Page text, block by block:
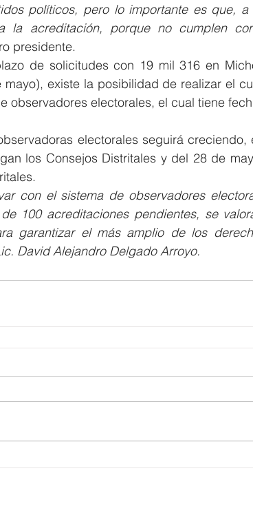
políticos, pero lo importante es que, a
la acreditación, porque no cumplen
presidente.
de solicitudes con 19 mil 316 en
existe la posibilidad de realizar el
observadores electorales, el cual tiene
electorales seguirá creciendo,
los Consejos Distritales y del 28 de
con el sistema de observadores
100 acreditaciones pendientes, se
garantizar el más amplio de los
David Alejandro Delgado Arroyo.